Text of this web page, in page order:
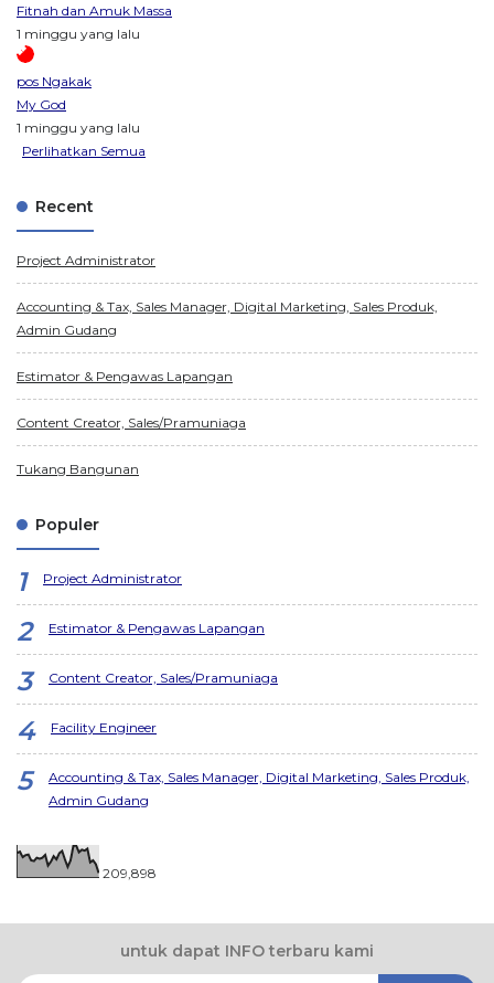
Fitnah dan Amuk Massa
1 minggu yang lalu
pos Ngakak
My God
1 minggu yang lalu
Perlihatkan Semua
Recent
Project Administrator
Accounting & Tax, Sales Manager, Digital Marketing, Sales Produk,
Admin Gudang
Estimator & Pengawas Lapangan
Content Creator, Sales/Pramuniaga
Tukang Bangunan
Populer
Project Administrator
Estimator & Pengawas Lapangan
Content Creator, Sales/Pramuniaga
Facility Engineer
Accounting & Tax, Sales Manager, Digital Marketing, Sales Produk,
Admin Gudang
209,898
untuk dapat INFO terbaru kami